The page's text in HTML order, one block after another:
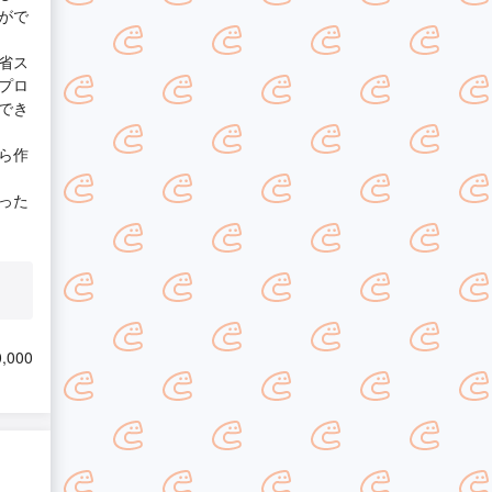
で
ス
ロ
き
作
た